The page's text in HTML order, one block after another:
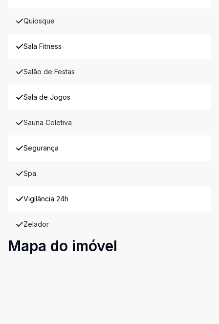
Quiosque
Sala Fitness
Salão de Festas
Sala de Jogos
Sauna Coletiva
Segurança
Spa
Vigilância 24h
Zelador
Mapa do imóvel